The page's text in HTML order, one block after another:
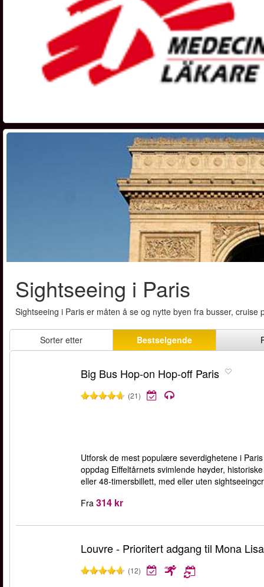
Sightseeing i Paris
Sightseeing i Paris er måten å se og nytte byen fra busser,
Sorter etter Bestselgende
Big Bus Hop-on Hop-off Paris
(21)
Utforsk de mest populære severdighetene i
oppdag Eiffeltårnets svimlende høyder,
eller 48-timersbillett, med eller uten
Fra 314 kr
Louvre - Prioritert adgang til Mona Lisa
(12)